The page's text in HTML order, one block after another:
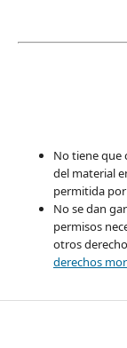
No tiene que
del material
permitida
No se dan
permisos
otros
derechos